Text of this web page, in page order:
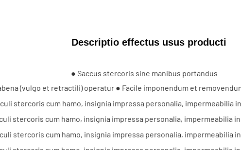
Descriptio effectus usus producti
● Saccus stercoris sine manibus portandus
(vulgo et retractili) operatur ● Facile imponendum et